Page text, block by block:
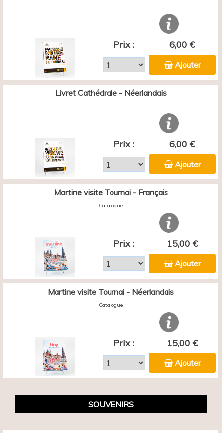
Prix : 6,00 €
Ajouter
Livret Cathédrale - Néerlandais
Prix : 6,00 €
Ajouter
Martine visite Tournai - Français
Catalogue
Prix : 15,00 €
Ajouter
Martine visite Tournai - Néerlandais
Catalogue
Prix : 15,00 €
Ajouter
SOUVENIRS